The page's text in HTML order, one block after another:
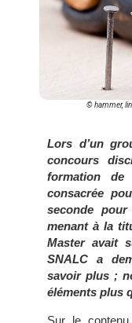
© hammer,
Lors d’un
concours
formation
consacrée
seconde
menant à la
Master avait
SNALC a
savoir plus ;
éléments plus
Sur le